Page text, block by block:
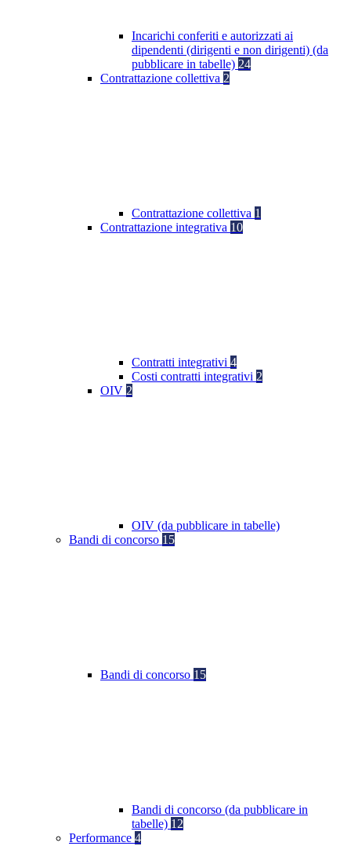
Incarichi conferiti e autorizzati ai
dipendenti (dirigenti e non dirigenti) (da
pubblicare in tabelle) 24
Contrattazione collettiva 2
Contrattazione collettiva 1
Contrattazione integrativa 10
Contratti integrativi 4
Costi contratti integrativi 2
OIV 2
OIV (da pubblicare in tabelle)
Bandi di concorso 15
Bandi di concorso 15
Bandi di concorso (da pubblicare in
tabelle) 12
Performance 4